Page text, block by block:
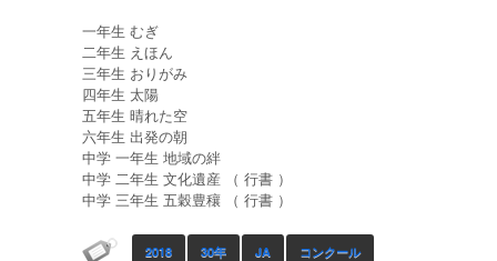
一年生 むぎ
二年生 えほん
三年生 おりがみ
四年生 太陽
五年生 晴れた空
六年生 出発の朝
中学 一年生 地域の絆
中学 二年生 文化遺産 （ 行書 ）
中学 三年生 五穀豊穰 （ 行書 ）
2018 30年 JA コンクール